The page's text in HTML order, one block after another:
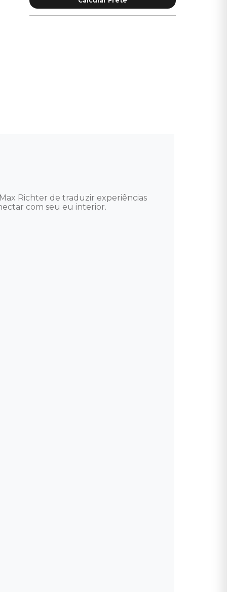
Richter de traduzir experiências
com seu eu interior.